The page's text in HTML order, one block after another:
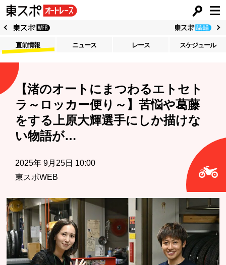
直前情報 ニュース レース スケジュール
【渚のオートにまつわるエトセト
ラ～ロッカー便り～】苦悩や葛藤
をする上原大輝選手にしか描けな
い物語が…
2025年 9月25日 10:00
東スポWEB